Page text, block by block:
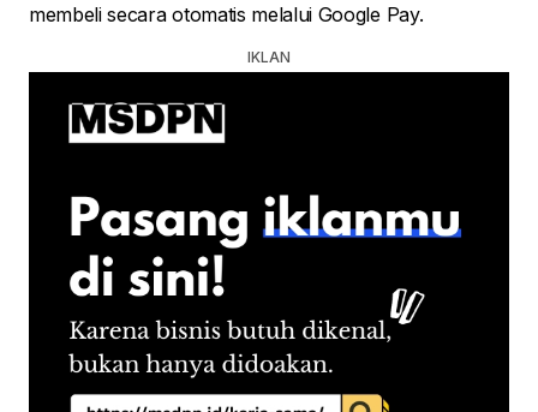
membeli secara otomatis melalui Google Pay.